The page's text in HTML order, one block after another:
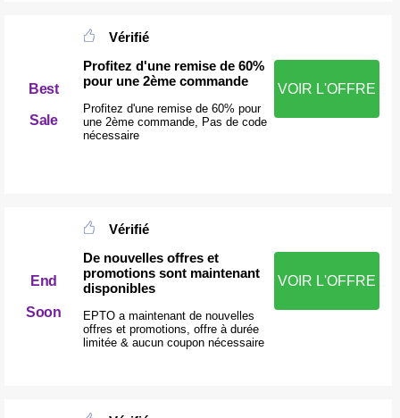
Best
Sale
Vérifié
Profitez d'une remise de 60%
pour une 2ème commande
Profitez d'une remise de 60% pour
une 2ème commande, Pas de code
nécessaire
VOIR L'OFFRE
End
Soon
Vérifié
De nouvelles offres et
promotions sont maintenant
disponibles
EPTO a maintenant de nouvelles
offres et promotions, offre à durée
limitée & aucun coupon nécessaire
VOIR L'OFFRE